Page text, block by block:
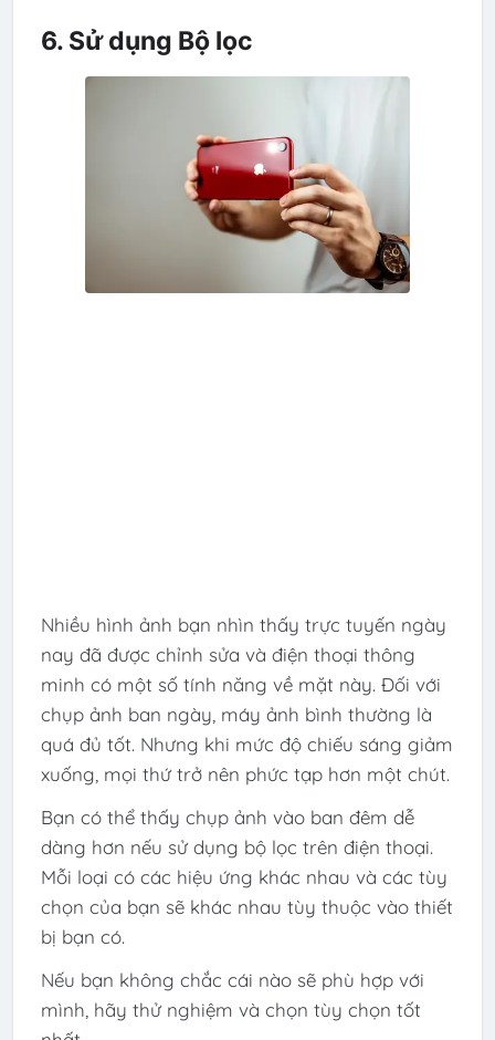
6. Sử dụng Bộ lọc
Nhiều hình ảnh bạn nhìn thấy trực tuyến ngày
nay đã được chỉnh sửa và điện thoại thông
minh có một số tính năng về mặt này. Đối với
chụp ảnh ban ngày, máy ảnh bình thường là
quá đủ tốt. Nhưng khi mức độ chiếu sáng giảm
xuống, mọi thứ trở nên phức tạp hơn một chút.
Bạn có thể thấy chụp ảnh vào ban đêm dễ
dàng hơn nếu sử dụng bộ lọc trên điện thoại.
Mỗi loại có các hiệu ứng khác nhau và các tùy
chọn của bạn sẽ khác nhau tùy thuộc vào thiết
bị bạn có.
Nếu bạn không chắc cái nào sẽ phù hợp với
mình, hãy thử nghiệm và chọn tùy chọn tốt